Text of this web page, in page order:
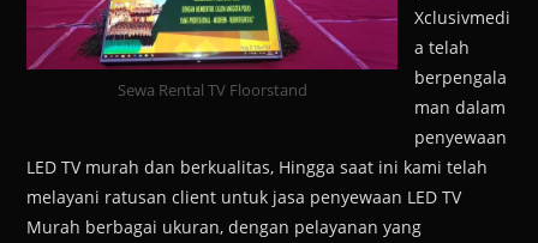
Sewa Rental TV Floorstand
Xclusivmedi
a telah
berpengala
man dalam
penyewaan
LED TV murah dan berkualitas, Hingga saat ini kami telah
melayani ratusan client untuk jasa penyewaan LED TV
Murah berbagai ukuran, dengan pelayanan yang